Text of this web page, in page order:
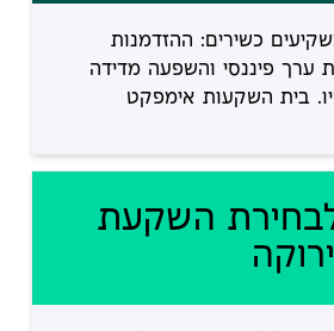
כשירים: ההזדמנות
פיננסי והשפעה מדידה
בית השקעות אימפקט
מסלולים שמשלבים ניתוח
מבקשים שכל שקל ישמש גם
לשינוי חיובי? איך לבדוק
לבחירת השקעת